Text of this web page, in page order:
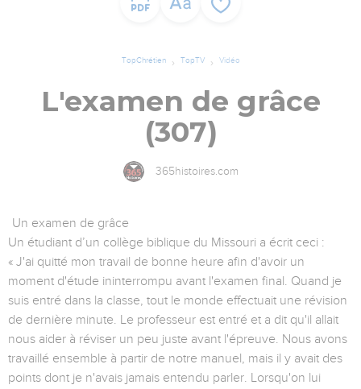
TopChrétien TopTV Vidéo
L'examen de grâce
(307)
365histoires.com
Un examen de grâce
Un étudiant d’un collège biblique du Missouri a écrit ceci :
« J'ai quitté mon travail de bonne heure afin d'avoir un
moment d'étude ininterrompu avant l'examen final. Quand je
suis entré dans la classe, tout le monde effectuait une révision
de dernière minute. Le professeur est entré et a dit qu'il allait
nous aider à réviser un peu juste avant l'épreuve. Nous avons
travaillé ensemble à partir de notre manuel, mais il y avait des
points dont je n'avais jamais entendu parler. Lorsqu'on lui